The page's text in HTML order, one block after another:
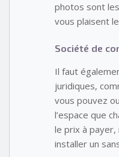
photos sont
vous plaisent
Société de
Il faut
juridiques,
vous pouvez
l’espace que
le prix à payer,
installer un